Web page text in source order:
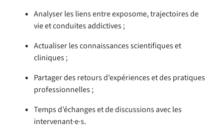
Analyser les liens entre exposome, trajectoires de
vie et conduites addictives ;
Actualiser les connaissances scientifiques et
cliniques ;
Partager des retours d’expériences et des pratiques
professionnelles ;
Temps d’échanges et de discussions avec les
intervenant·e·s.